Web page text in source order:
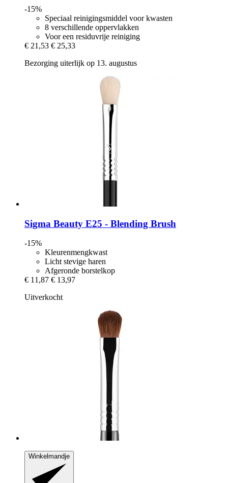
-15%
Speciaal reinigingsmiddel voor kwasten
8 verschillende oppervlakken
Voor een residuvrije reiniging
€ 21,53 € 25,33
Bezorging uiterlijk op 13. augustus
Sigma Beauty E25 -​ Blending Brush
-15%
Kleurenmengkwast
Licht stevige haren
Afgeronde borstelkop
€ 11,87 € 13,97
Uitverkocht
Winkelmandje